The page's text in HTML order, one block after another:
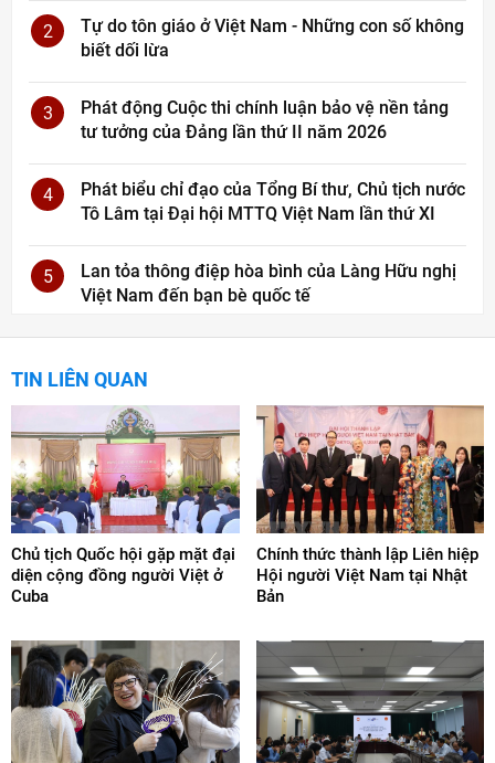
2
Tự do tôn giáo ở Việt Nam - Những con số không
biết dối lừa
3
Phát động Cuộc thi chính luận bảo vệ nền tảng
tư tưởng của Đảng lần thứ II năm 2026
4
Phát biểu chỉ đạo của Tổng Bí thư, Chủ tịch nước
Tô Lâm tại Đại hội MTTQ Việt Nam lần thứ XI
5
Lan tỏa thông điệp hòa bình của Làng Hữu nghị
Việt Nam đến bạn bè quốc tế
TIN LIÊN QUAN
Chủ tịch Quốc hội gặp mặt đại
diện cộng đồng người Việt ở
Cuba
Chính thức thành lập Liên hiệp
Hội người Việt Nam tại Nhật
Bản